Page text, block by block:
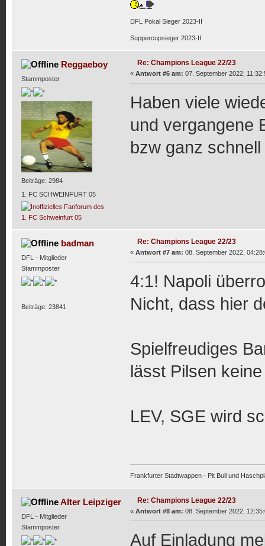
DFL Pokal Sieger 2023-II
Suppercupsieger 2023-II
Reggaeboy
Stammposter
Beiträge: 2984
1. FC SCHWEINFURT 05
Re: Champions League 22/23
« Antwort #6 am: 07. September 2022,
Haben viele
und vergangene
bzw ganz
badman
DFL - Mitglieder
Stammposter
Beiträge: 23841
Re: Champions League 22/23
« Antwort #7 am: 08. September 2022,
4:1! Napoli
Nicht, dass hier
Spielfreudiges
lässt Pilsen
LEV, SGE wird
Frankfurter Stadtwappen - Pit Bull und
Alter Leipziger
DFL - Mitglieder
Stammposter
Re: Champions League 22/23
« Antwort #8 am: 08. September 2022,
Auf Einladung